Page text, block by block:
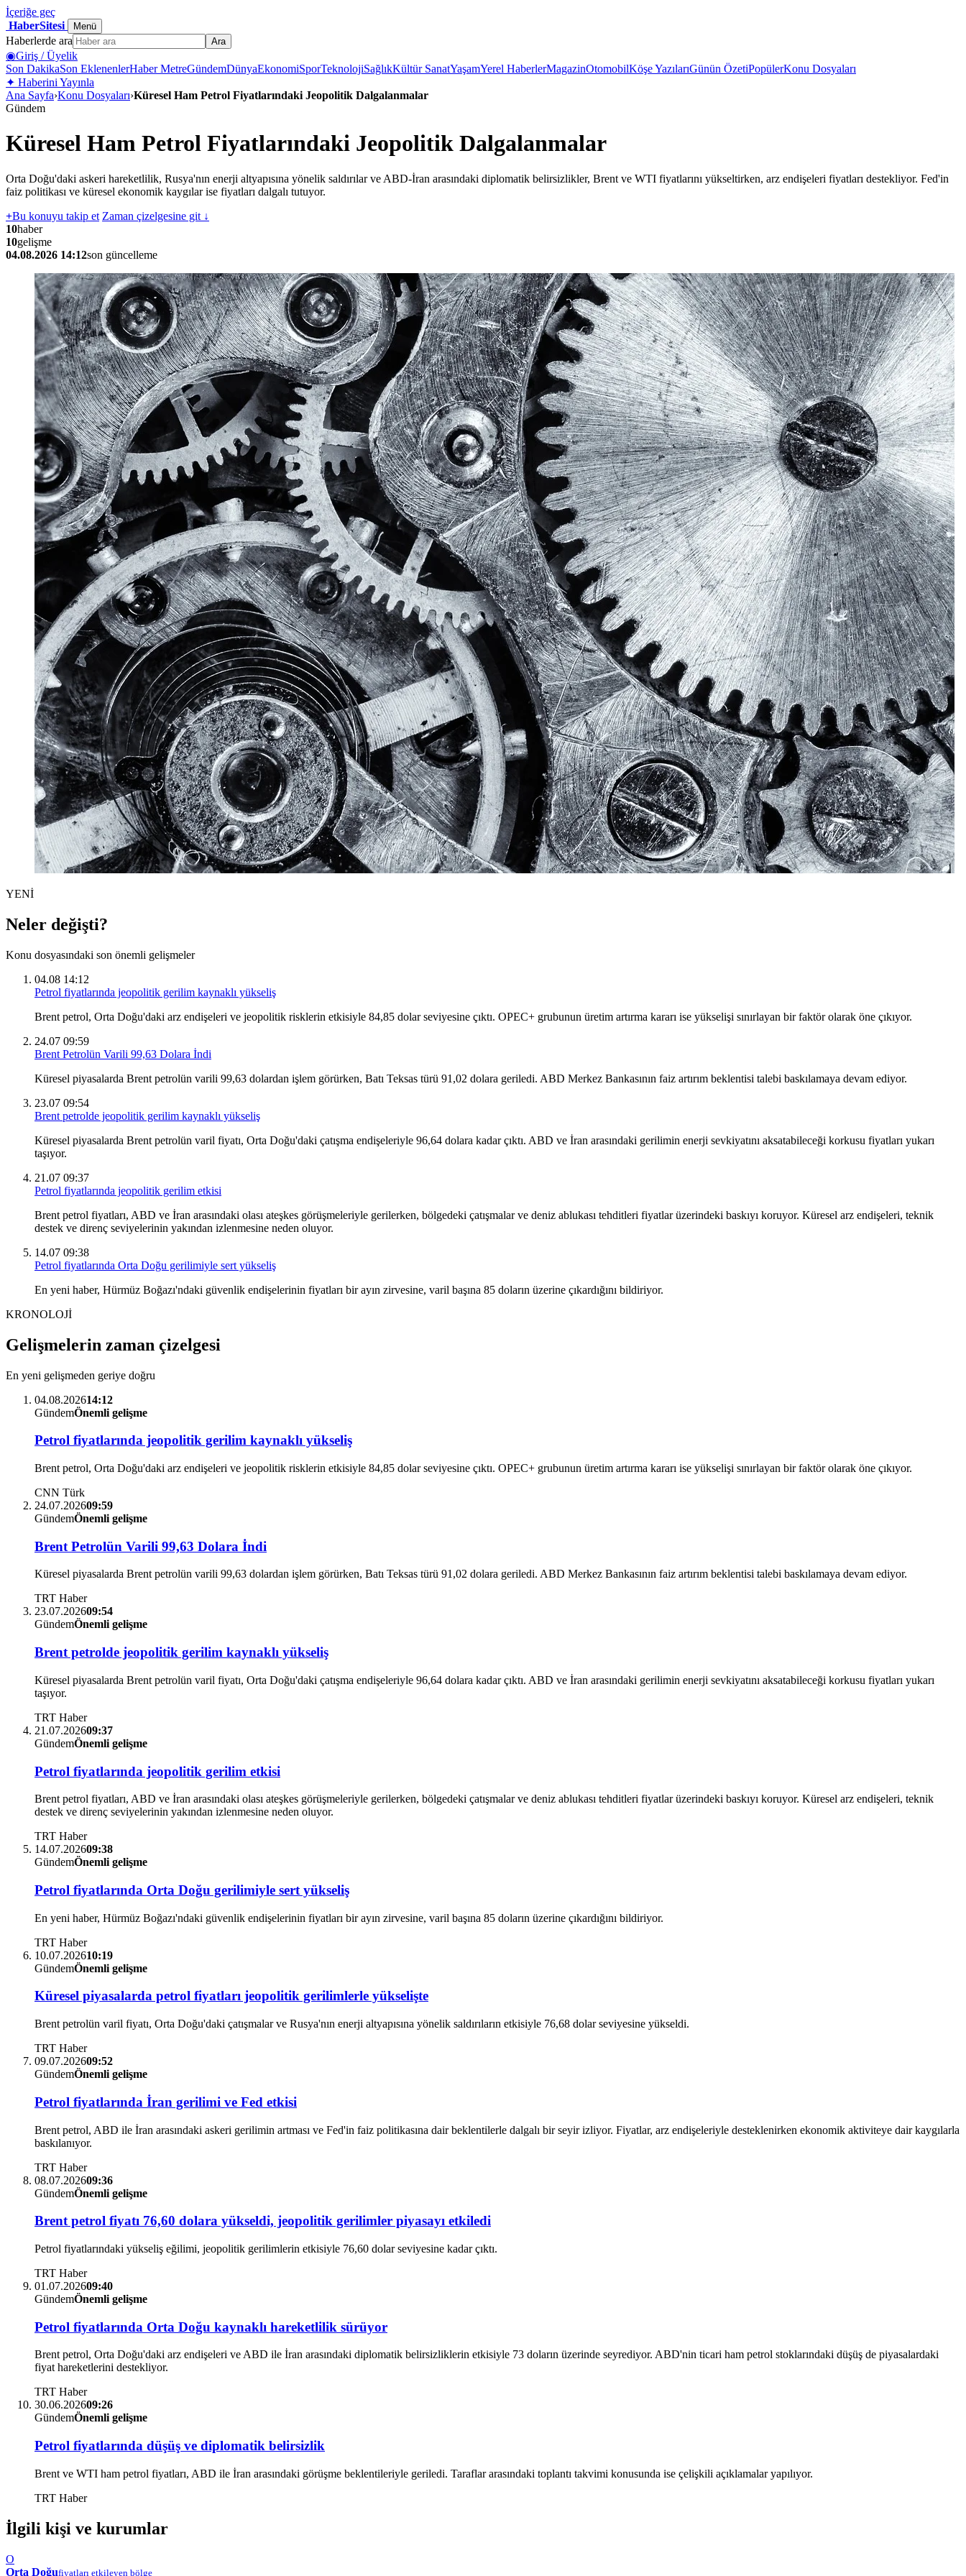
İçeriğe geç
HaberSitesi
Menü
Haberlerde ara Ara
◉Giriş / Üyelik
Son DakikaSon EklenenlerHaber MetreGündemDünyaEkonomiSporTeknolojiSağlıkKültür SanatYaşamYerel HaberlerMagazinOtomobilKöşe YazılarıGünün ÖzetiPopülerKonu Dosyaları
✦ Haberini Yayınla
Ana Sayfa›Konu Dosyaları›Küresel Ham Petrol Fiyatlarındaki Jeopolitik Dalgalanmalar
Gündem
Küresel Ham Petrol Fiyatlarındaki Jeopolitik Dalgalanmalar
Orta Doğu'daki askeri hareketlilik, Rusya'nın enerji altyapısına yönelik saldırılar ve ABD-İran arasındaki diplomatik belirsizlikler, Brent ve WTI fiyatlarını yükseltirken, arz endişeleri fiyatları destekliyor. Fed'in
faiz politikası ve küresel ekonomik kaygılar ise fiyatları dalgalı tutuyor.
+Bu konuyu takip et Zaman çizelgesine git ↓
10haber
10gelişme
04.08.2026 14:12son güncelleme
YENİ
Neler değişti?
Konu dosyasındaki son önemli gelişmeler
04.08 14:12
Petrol fiyatlarında jeopolitik gerilim kaynaklı yükseliş
Brent petrol, Orta Doğu'daki arz endişeleri ve jeopolitik risklerin etkisiyle 84,85 dolar seviyesine çıktı. OPEC+ grubunun üretim artırma kararı ise yükselişi sınırlayan bir faktör olarak öne çıkıyor.
24.07 09:59
Brent Petrolün Varili 99,63 Dolara İndi
Küresel piyasalarda Brent petrolün varili 99,63 dolardan işlem görürken, Batı Teksas türü 91,02 dolara geriledi. ABD Merkez Bankasının faiz artırım beklentisi talebi baskılamaya devam ediyor.
23.07 09:54
Brent petrolde jeopolitik gerilim kaynaklı yükseliş
Küresel piyasalarda Brent petrolün varil fiyatı, Orta Doğu'daki çatışma endişeleriyle 96,64 dolara kadar çıktı. ABD ve İran arasındaki gerilimin enerji sevkiyatını aksatabileceği korkusu fiyatları yukarı
taşıyor.
21.07 09:37
Petrol fiyatlarında jeopolitik gerilim etkisi
Brent petrol fiyatları, ABD ve İran arasındaki olası ateşkes görüşmeleriyle gerilerken, bölgedeki çatışmalar ve deniz ablukası tehditleri fiyatlar üzerindeki baskıyı koruyor. Küresel arz endişeleri, teknik
destek ve direnç seviyelerinin yakından izlenmesine neden oluyor.
14.07 09:38
Petrol fiyatlarında Orta Doğu gerilimiyle sert yükseliş
En yeni haber, Hürmüz Boğazı'ndaki güvenlik endişelerinin fiyatları bir ayın zirvesine, varil başına 85 doların üzerine çıkardığını bildiriyor.
KRONOLOJİ
Gelişmelerin zaman çizelgesi
En yeni gelişmeden geriye doğru
04.08.202614:12
GündemÖnemli gelişme
Petrol fiyatlarında jeopolitik gerilim kaynaklı yükseliş
Brent petrol, Orta Doğu'daki arz endişeleri ve jeopolitik risklerin etkisiyle 84,85 dolar seviyesine çıktı. OPEC+ grubunun üretim artırma kararı ise yükselişi sınırlayan bir faktör olarak öne çıkıyor.
CNN Türk
24.07.202609:59
GündemÖnemli gelişme
Brent Petrolün Varili 99,63 Dolara İndi
Küresel piyasalarda Brent petrolün varili 99,63 dolardan işlem görürken, Batı Teksas türü 91,02 dolara geriledi. ABD Merkez Bankasının faiz artırım beklentisi talebi baskılamaya devam ediyor.
TRT Haber
23.07.202609:54
GündemÖnemli gelişme
Brent petrolde jeopolitik gerilim kaynaklı yükseliş
Küresel piyasalarda Brent petrolün varil fiyatı, Orta Doğu'daki çatışma endişeleriyle 96,64 dolara kadar çıktı. ABD ve İran arasındaki gerilimin enerji sevkiyatını aksatabileceği korkusu fiyatları yukarı
taşıyor.
TRT Haber
21.07.202609:37
GündemÖnemli gelişme
Petrol fiyatlarında jeopolitik gerilim etkisi
Brent petrol fiyatları, ABD ve İran arasındaki olası ateşkes görüşmeleriyle gerilerken, bölgedeki çatışmalar ve deniz ablukası tehditleri fiyatlar üzerindeki baskıyı koruyor. Küresel arz endişeleri, teknik
destek ve direnç seviyelerinin yakından izlenmesine neden oluyor.
TRT Haber
14.07.202609:38
GündemÖnemli gelişme
Petrol fiyatlarında Orta Doğu gerilimiyle sert yükseliş
En yeni haber, Hürmüz Boğazı'ndaki güvenlik endişelerinin fiyatları bir ayın zirvesine, varil başına 85 doların üzerine çıkardığını bildiriyor.
TRT Haber
10.07.202610:19
GündemÖnemli gelişme
Küresel piyasalarda petrol fiyatları jeopolitik gerilimlerle yükselişte
Brent petrolün varil fiyatı, Orta Doğu'daki çatışmalar ve Rusya'nın enerji altyapısına yönelik saldırıların etkisiyle 76,68 dolar seviyesine yükseldi.
TRT Haber
09.07.202609:52
GündemÖnemli gelişme
Petrol fiyatlarında İran gerilimi ve Fed etkisi
Brent petrol, ABD ile İran arasındaki askeri gerilimin artması ve Fed'in faiz politikasına dair beklentilerle dalgalı bir seyir izliyor. Fiyatlar, arz endişeleriyle desteklenirken ekonomik aktiviteye dair kaygılarla
baskılanıyor.
TRT Haber
08.07.202609:36
GündemÖnemli gelişme
Brent petrol fiyatı 76,60 dolara yükseldi, jeopolitik gerilimler piyasayı etkiledi
Petrol fiyatlarındaki yükseliş eğilimi, jeopolitik gerilimlerin etkisiyle 76,60 dolar seviyesine kadar çıktı.
TRT Haber
01.07.202609:40
GündemÖnemli gelişme
Petrol fiyatlarında Orta Doğu kaynaklı hareketlilik sürüyor
Brent petrol, Orta Doğu'daki arz endişeleri ve ABD ile İran arasındaki diplomatik belirsizliklerin etkisiyle 73 doların üzerinde seyrediyor. ABD'nin ticari ham petrol stoklarındaki düşüş de piyasalardaki
fiyat hareketlerini destekliyor.
TRT Haber
30.06.202609:26
GündemÖnemli gelişme
Petrol fiyatlarında düşüş ve diplomatik belirsizlik
Brent ve WTI ham petrol fiyatları, ABD ile İran arasındaki görüşme beklentileriyle geriledi. Taraflar arasındaki toplantı takvimi konusunda ise çelişkili açıklamalar yapılıyor.
TRT Haber
İlgili kişi ve kurumlar
O
Orta Doğufiyatları etkileyen bölge